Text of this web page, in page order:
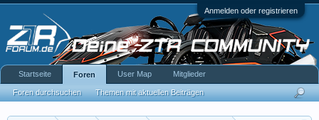
Anmelden oder registrieren
Startseite Foren
Foren durchsuchen Themen mit aktuellen Beiträgen
User Map Mitglieder